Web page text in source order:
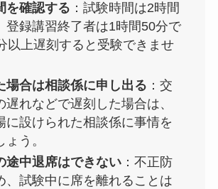
を確認する ：試験時間は2時間
登録講習終了者は1時間50分で
以上遅刻すると受験できませ
場合は相談係に申し出る ：交
遅れなどで遅刻した場合は、
に設けられた相談係に事情を
う。
途中退席はできない ：不正防
、試験中に席を離れることは